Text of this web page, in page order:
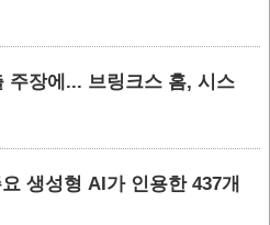
주장에... 브링크스 홈, 시스
생성형 AI가 인용한 437개